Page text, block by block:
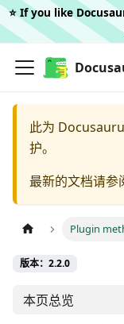
⭐️ If you like
此为
护。
最新的文档请参
Plugin
版本：2.2.0
本页总览